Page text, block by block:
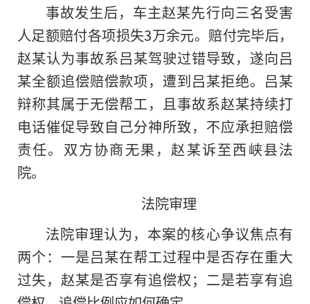
事故发生后，车主赵某先行向三名受害
人足额赔付各项损失3万余元。赔付完毕后，
赵某认为事故系吕某驾驶过错导致，遂向吕
某全额追偿赔偿款项，遭到吕某拒绝。吕某
辩称其属于无偿帮工，且事故系赵某持续打
电话催促导致自己分神所致，不应承担赔偿
责任。双方协商无果，赵某诉至西峡县法
院。
法院审理
法院审理认为，本案的核心争议焦点有
两个：一是吕某在帮工过程中是否存在重大
过失，赵某是否享有追偿权；二是若享有追